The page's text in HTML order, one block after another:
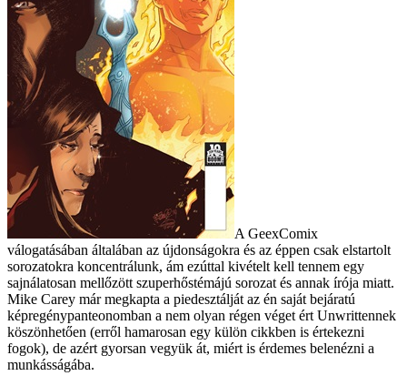
A GeexComix
válogatásában általában az újdonságokra és az éppen csak elstartolt
sorozatokra koncentrálunk, ám ezúttal kivételt kell tennem egy
sajnálatosan mellőzött szuperhőstémájú sorozat és annak írója miatt.
Mike Carey már megkapta a piedesztálját az én saját bejáratú
képregénypanteonomban a nem olyan régen véget ért Unwrittennek
köszönhetően (erről hamarosan egy külön cikkben is értekezni
fogok), de azért gyorsan vegyük át, miért is érdemes belenézni a
munkásságába.